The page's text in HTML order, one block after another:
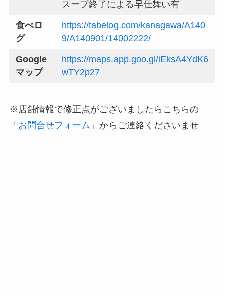
スープ終了による早仕舞い有
食べロ
グ
https://tabelog.com/kanagawa/A140
9/A140901/14002222/
Google
マップ
https://maps.app.goo.gl/iEksA4YdK6
wTY2p27
※店舗情報で修正点がございましたらこちらの
「 お問合せフォーム 」からご連絡くださいませ